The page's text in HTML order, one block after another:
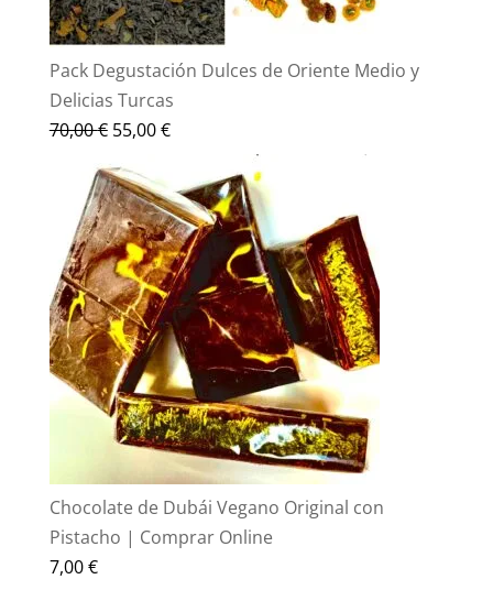
Pack Degustación Dulces de Oriente Medio y
Delicias Turcas
70,00€ El
original
era:
70,00 €.
55,00€El
actual
es:
55,00 €.
Chocolate de Dubái Vegano Original con
Pistacho | Comprar Online
7,00€